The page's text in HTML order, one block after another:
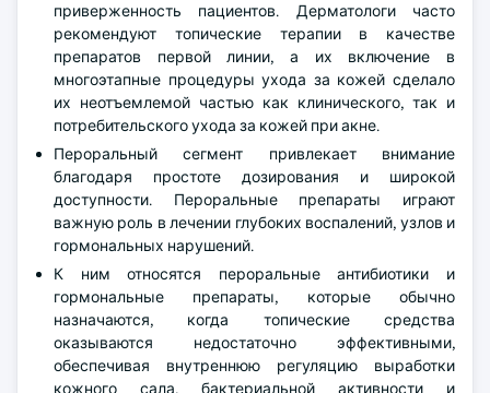
приверженность пациентов. Дерматологи часто
рекомендуют топические терапии в качестве
препаратов первой линии, а их включение в
многоэтапные процедуры ухода за кожей сделало
их неотъемлемой частью как клинического, так и
потребительского ухода за кожей при акне.
Пероральный сегмент привлекает внимание
благодаря простоте дозирования и широкой
доступности. Пероральные препараты играют
важную роль в лечении глубоких воспалений, узлов и
гормональных нарушений.
К ним относятся пероральные антибиотики и
гормональные препараты, которые обычно
назначаются, когда топические средства
оказываются недостаточно эффективными,
обеспечивая внутреннюю регуляцию выработки
кожного сала, бактериальной активности и